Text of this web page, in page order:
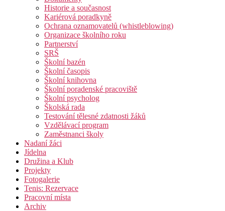
Historie a současnost
Kariérová poradkyně
Ochrana oznamovatelů (whistleblowing)
Organizace školního roku
Partnerství
SRŠ
Školní bazén
Školní časopis
Školní knihovna
Školní poradenské pracoviště
Školní psycholog
Školská rada
Testování tělesné zdatnosti žáků
Vzdělávací program
Zaměstnanci školy
Nadaní žáci
Jídelna
Družina a Klub
Projekty
Fotogalerie
Tenis: Rezervace
Pracovní místa
Archiv